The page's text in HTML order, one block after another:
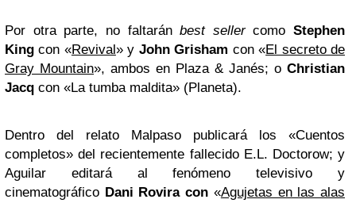
Por otra parte, no faltaránbest sellercomo Stephen
King con «Revival» y John Grisham con «El secreto de
Gray Mountain», ambos en Plaza & Janés; o Christian
Jacq con «La tumba maldita» (Planeta).
Dentro del relato Malpaso publicará los «Cuentos
completos» del recientemente fallecido E.L. Doctorow; y
Aguilar editará al fenómeno televisivo y
cinematográfico Dani Rovira con «Agujetas en las alas